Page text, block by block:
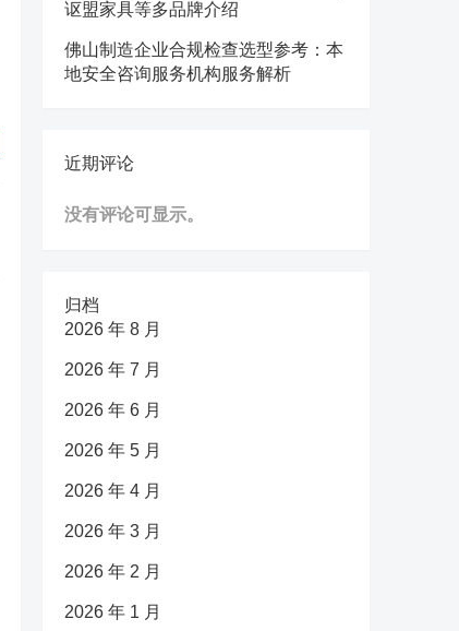
讴盟家具等多品牌介绍
佛山制造企业合规检查选型参考：本
地安全咨询服务机构服务解析
近期评论
没有评论可显示。
归档
2026 年 8 月
2026 年 7 月
2026 年 6 月
2026 年 5 月
2026 年 4 月
2026 年 3 月
2026 年 2 月
2026 年 1 月